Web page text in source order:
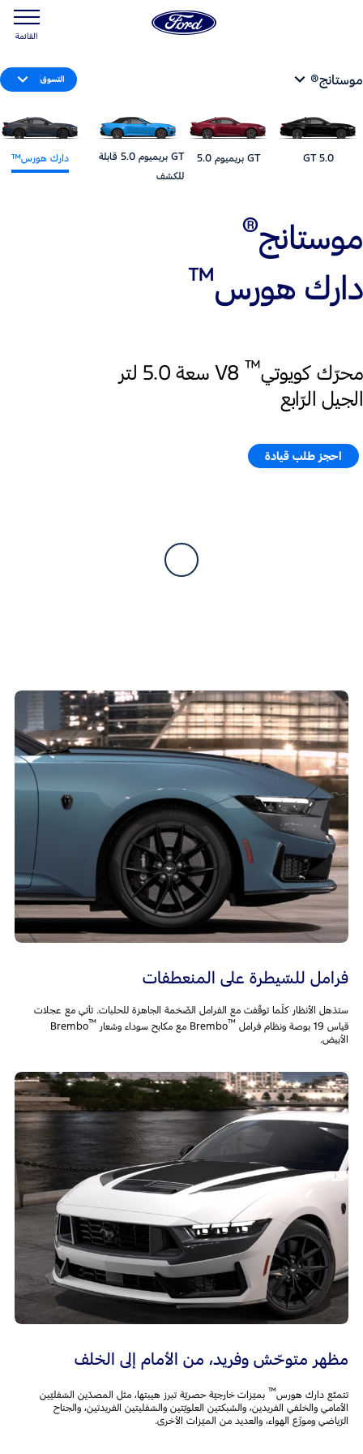
القائمة
موستانج® التسوق
5.0 GT GT بريميوم 5.0
GT بريميوم 5.0 قابلة
للكشف
دارك هورس™
موستانج®
دارك هورس™
محرّك كويوتي™
الجيل الرّابع
احجز طلب قيادة​
فرامل للسّيطرة على المنعطفات
ستذهل الأنظار كلّما توقّفت مع الفرامل الضّخمة الجاهزة للحلبات. تأتي مع عجلات
قياس 19 بوصة ونظام فرامل
™Brembo مع مكابح سوداء وشعار ™
Brembo
الأبيض.
مظهر متوحّش وفريد، من الأمام إلى الخلف
تتمتّع دارك هورس™ بميّزات خارجيّة حصريّة تبرز هيبتها، مثل المصدّين السّفليّين
الأمامي والخلفي الفريدين، والشبكتين العلويّتين والسّفليتين الفريدتين، والجناح
الرّياضي وموزّع الهواء، والعديد من الميّزات الأخرى.